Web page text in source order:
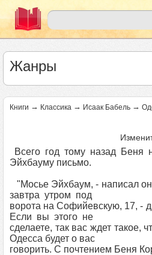
Жанры
Книги → Классика → Исаак Бабель →
Всего год тому назад Беня
Эйхбауму письмо.
"Мосье Эйхбаум, - написал
завтра утром под
ворота на Софийевскую, 17, -
Если вы этого не
сделаете, так вас ждет такое,
Одесса будет о вас
говорить. С почтением Беня